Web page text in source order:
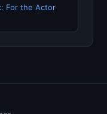
For the Actor